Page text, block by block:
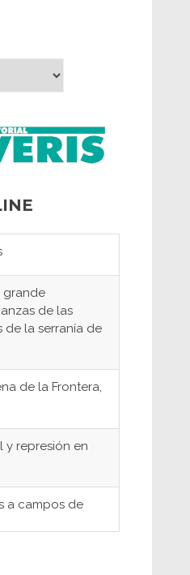
grande
de las
de la serranía de
de la Frontera,
y represión en
a campos de